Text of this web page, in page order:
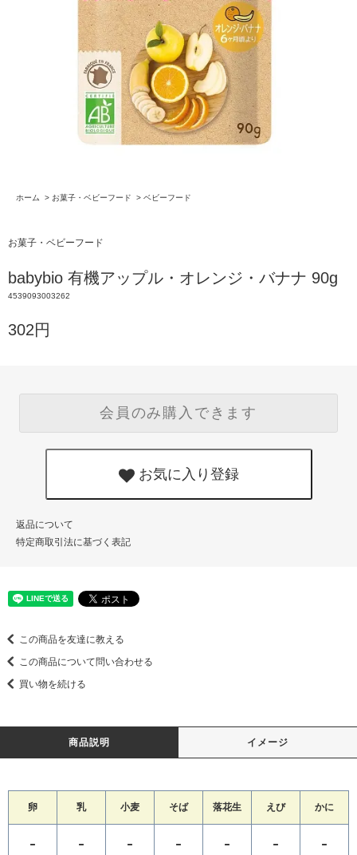
ホーム > お菓子・ベビーフード > ベビーフード
お菓子・ベビーフード
babybio 有機アップル・オレンジ・バナナ 90g
4539093003262
302円
会員のみ購入できます
お気に入り登録
返品について
特定商取引法に基づく表記
この商品を友達に教える
この商品について問い合わせる
買い物を続ける
商品説明 イメージ
卵 乳 小麦 そば 落花生 えび かに
- - - - - - -